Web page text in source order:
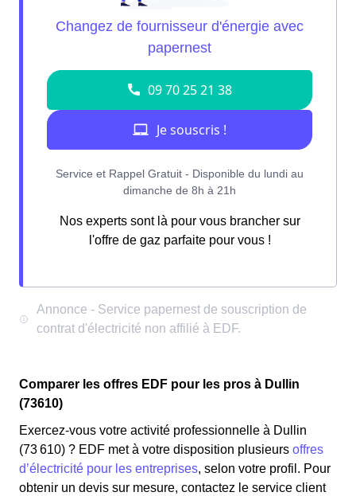
Nos experts sont là pour vous brancher sur
l'offre de gaz parfaite pour vous !
Comparer les offres EDF pour les pros à Dullin
(73610)
Exercez-vous votre activité professionnelle à Dullin
(73 610) ? EDF met à votre disposition plusieurs offres
d’électricité pour les entreprises, selon votre profil. Pour
obtenir un devis sur mesure, contactez le service client